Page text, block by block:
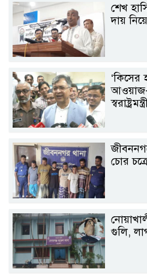
শেখ
দায়
‘কিসের
আওয়াজ-
চোর
গুলি,